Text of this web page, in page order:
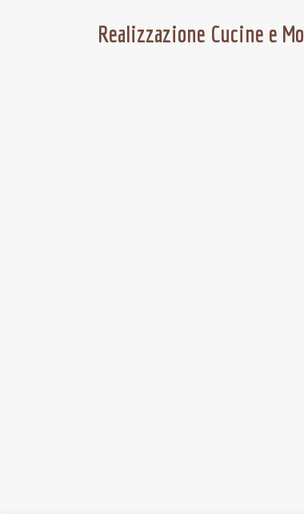
Realizzazione Cucine e